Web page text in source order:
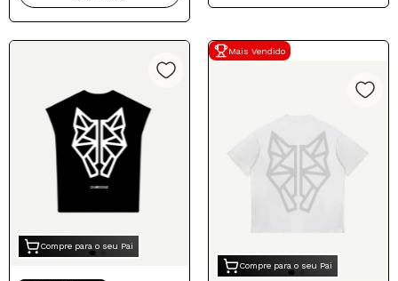
Compre para o seu Pai
Mais Vendido
Compre para o seu Pai